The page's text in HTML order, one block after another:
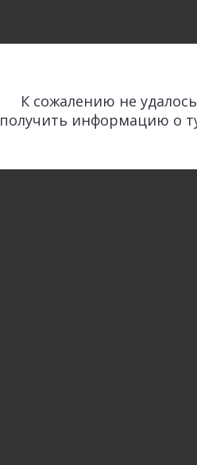
К сожалению не удалось
получить информацию о